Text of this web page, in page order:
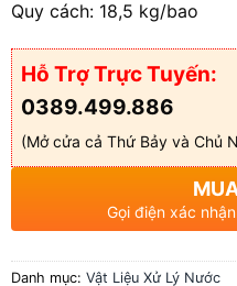
Quy cách: 18,5 kg/bao
Hỗ Trợ Trực Tuyến:
0389.499.886
(Mở cửa cả Thứ Bảy và Chủ
Gọi điện xác
Danh mục: Vật Liệu Xử Lý Nước